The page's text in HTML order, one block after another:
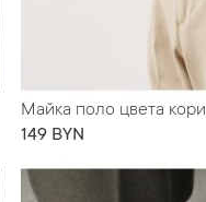
Майка поло цвета
149 BYN